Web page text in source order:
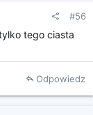
#56
tego ciasta
Odpowiedz